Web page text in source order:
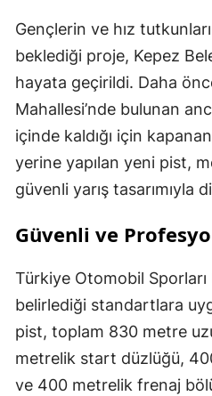
Gençlerin ve hız
beklediği proje, Kepez
hayata geçirildi. Daha
Mahallesi’nde bulunan
içinde kaldığı için
yerine yapılan yeni pist,
güvenli yarış tasarımıyla
Güvenli ve
Türkiye Otomobil Sporları
belirlediği standartlara
pist, toplam 830 metre
metrelik start düzlüğü,
ve 400 metrelik frenaj